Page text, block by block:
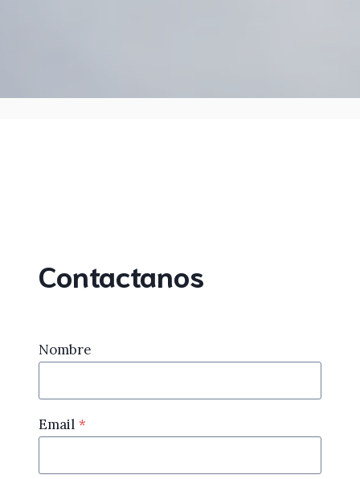
Contactanos
Nombre
Email *